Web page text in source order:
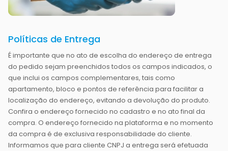
Políticas de Entrega
É importante que no ato de escolha do endereço de entrega
do pedido sejam preenchidos todos os campos indicados, o
que inclui os campos complementares, tais como
apartamento, bloco e pontos de referência para facilitar a
localização do endereço, evitando a devolução do produto.
Confira o endereço fornecido no cadastro e no ato final da
compra. O endereço fornecido na plataforma e no momento
da compra é de exclusiva responsabilidade do cliente.
Informamos que para cliente CNPJ a entrega será efetuada